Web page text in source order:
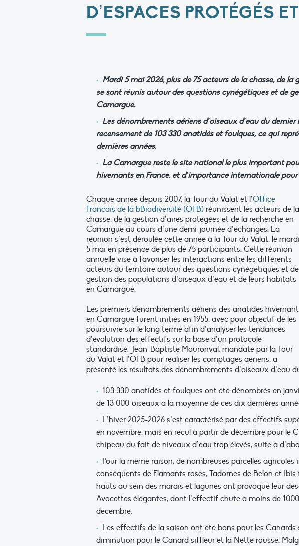
D’ESPACES PROTÉGÉS
Mardi 5 mai 2026, plus de 75 acteurs de la chasse, de la
se sont réunis autour des questions cynégétiques et de
Camargue.
Les dénombrements aériens d’oiseaux d’eau du
recensement de 103 330 anatidés et foulques, ce qui
dernières années.
La Camargue reste le site national le plus important
hivernants en France, et d’importance internationale pour
Chaque année depuis 2007, la Tour du Valat et l’Office
Français de la bBiodiversité (OFB) réunissent les acteurs de la
chasse, de la gestion d’aires protégées et de la recherche en
Camargue au cours d’une demi-journée d’échanges. La
réunion s’est déroulée cette année à la Tour du Valat, le mardi
5 mai en présence de plus de 75 participants. Cette réunion
annuelle vise à favoriser les interactions entre les différents
acteurs du territoire autour des questions cynégétiques et de
gestion des populations d’oiseaux d’eau et de leurs habitats
en Camargue.
Les premiers dénombrements aériens des anatidés hivernant
en Camargue furent initiés en 1955, avec pour objectif de les
poursuivre sur le long terme afin d’analyser les tendances
d’évolution des effectifs sur la base d’un protocole
standardisé. Jean-Baptiste Mouronval, mandaté par la Tour
du Valat et l’OFB pour réaliser les comptages aériens, a
présenté les résultats des dénombrements d’oiseaux d’eau
103 330 anatidés et foulques ont été dénombrés en
de 13 000 oiseaux à la moyenne de ces dix dernières
L’hiver 2025-2026 s’est caractérisé par des effectifs
en novembre, mais en recul à partir de décembre pour le
chipeau du fait de niveaux d’eau trop élevés, suite à
Pour la même raison, de nombreuses parcelles
conséquents de Flamants roses, Tadornes de Belon et
hauts au sein des marais et lagunes ont provoqué leur
Avocettes élégantes, dont l’effectif chute à moins de
décembre.
Les effectifs de la saison ont été bons pour les
diminution pour le Canard siffleur et la Nette rousse.